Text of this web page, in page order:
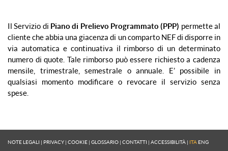
Il Servizio di Piano di Prelievo Programmato (PPP) permette al
cliente che abbia una giacenza di un comparto NEF di disporre in
via automatica e continuativa il rimborso di un determinato
numero di quote. Tale rimborso può essere richiesto a cadenza
mensile, trimestrale, semestrale o annuale. E’ possibile in
qualsiasi momento modificare o revocare il servizio senza
spese.
NOTE LEGALI | PRIVACY | COOKIE | GLOSSARIO | CONTATTI | ACCESSIBILITÀ | ITA ENG